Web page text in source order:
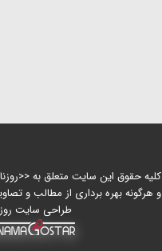
کلیه حقوق این سایت متعلق به
و هرگونه بهره برداری از مطالب و
طراحی سایت